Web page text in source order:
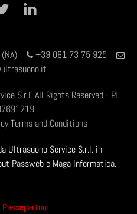
Twitter
+39 081 73 75 925
S.r.l. All Rights Reserved - P.I.
Terms and Conditions
Ultrasuono Service S.r.l. in
Passweb e Maga Informatica.
Passepartout